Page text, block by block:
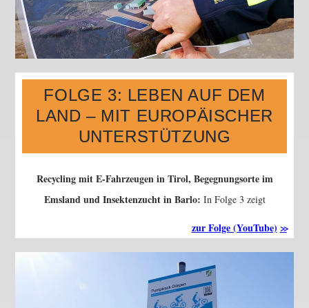
FOLGE 3: LEBEN AUF DEM
LAND – MIT EUROPÄISCHER
UNTERSTÜTZUNG
Recycling mit E-Fahrzeugen in Tirol, Begegnungsorte im
Emsland und Insektenzucht in Barlo: In Folge 3 zeigt
fördert – sozial, nachhaltig und innovativ.
zur Folge (YouTube)